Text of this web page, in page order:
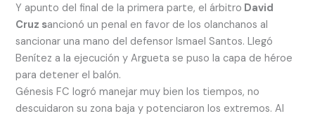
Y apunto del final de la primera parte, el árbitro David
Cruz sancionó un penal en favor de los olanchanos al
sancionar una mano del defensor Ismael Santos. Llegó
Benítez a la ejecución y Argueta se puso la capa de héroe
para detener el balón.
Génesis FC logró manejar muy bien los tiempos, no
descuidaron su zona baja y potenciaron los extremos. Al